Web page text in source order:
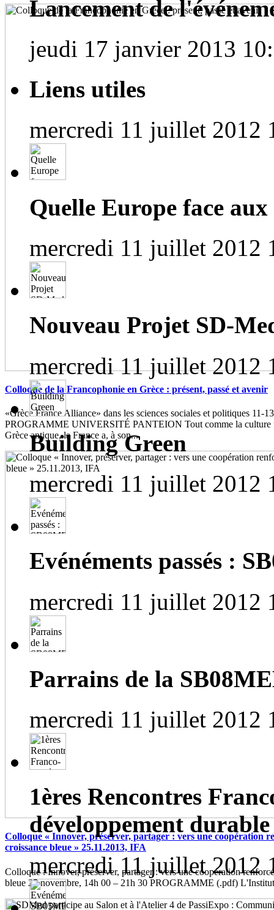
Colloque de la Francophonie en Grèce : présent, passé et avenir
«Grèce France Alliance» dans les sciences sociales et politiques 11-
PROGRAMME UNIVERSITÉ PANTEION Tout comme la culture
Grèce antique, la France a, à son...
Colloque « Innover, préserver, partager : vers une coopération
croissance bleue » 25.11.2013, IFA
Colloque : Innover, préserver, partager : vers une coopération
bleue 25 novembre, 14h 00 – 21h 30 PROGRAMME (.pdf)
Lancement de
jeudi 17 janvier 2013
Liens utiles
mercredi 11 juillet 2012
Quelle Europe face
mercredi 11 juillet 2012
Nouveau Projet SD-
mercredi 11 juillet 2012
Building Green
mercredi 11 juillet 2012
Evénéments passés :
mercredi 11 juillet 2012
Parrains de la
mercredi 11 juillet 2012
1ères Rencontres
développement durable
mercredi 11 juillet 2012